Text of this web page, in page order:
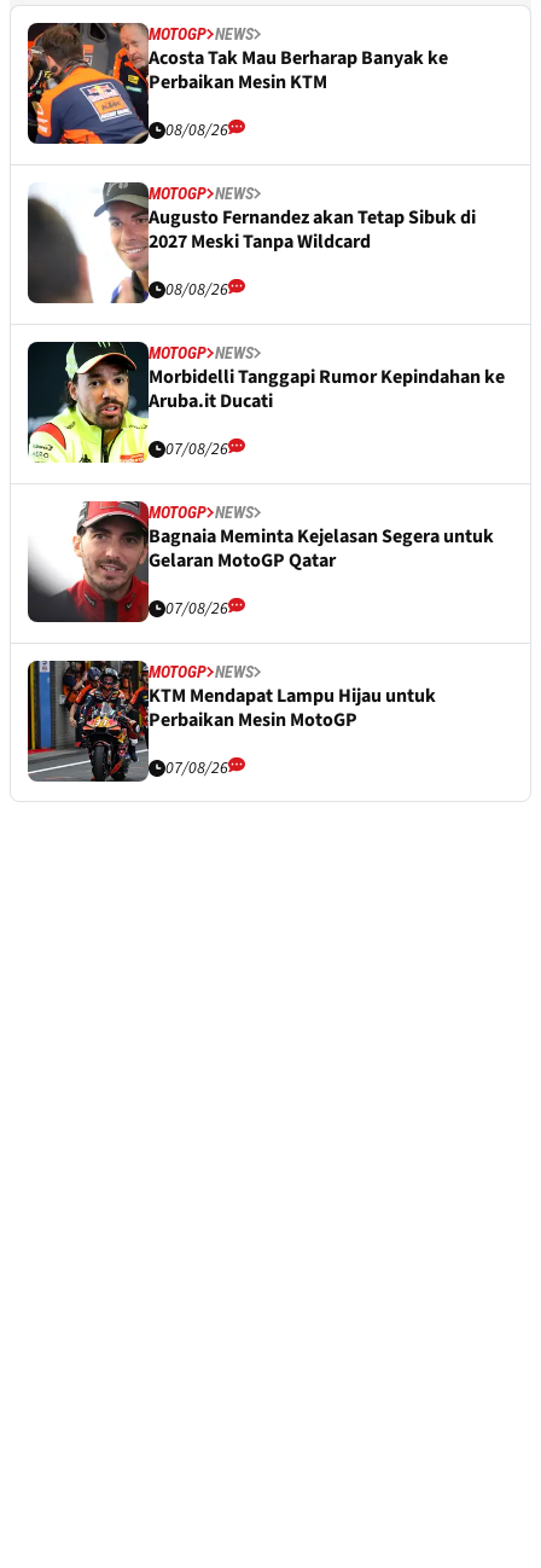
MOTOGP NEWS
Acosta Tak Mau Berharap Banyak ke
Perbaikan Mesin KTM
08/08/26
MOTOGP NEWS
Augusto Fernandez akan Tetap Sibuk di
2027 Meski Tanpa Wildcard
08/08/26
MOTOGP NEWS
Morbidelli Tanggapi Rumor Kepindahan ke
Aruba.it Ducati
07/08/26
MOTOGP NEWS
Bagnaia Meminta Kejelasan Segera untuk
Gelaran MotoGP Qatar
07/08/26
MOTOGP NEWS
KTM Mendapat Lampu Hijau untuk
Perbaikan Mesin MotoGP
07/08/26